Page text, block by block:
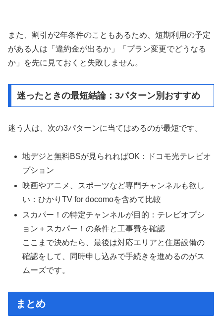
また、割引が2年条件のこともあるため、短期利用の予定
がある人は「違約金が出るか」「プラン変更でどうなる
か」を先に見ておくと失敗しません。
迷ったときの最短結論：3パターン別おすすめ
迷う人は、次の3パターンに当てはめるのが最短です。
地デジと無料BSが見られればOK：ドコモ光テレビオ
プション
映画やアニメ、スポーツなど専門チャンネルも欲し
い：ひかりTV for docomoを含めて比較
スカパー！の特定チャンネルが目的：テレビオプシ
ョン＋スカパー！の条件と工事費を確認
ここまで決めたら、最後は対応エリアと住居設備の
確認をして、同時申し込みで手続きを進めるのがス
ムーズです。
まとめ